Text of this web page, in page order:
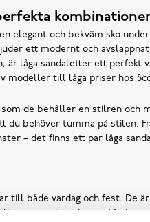
elegant och bekväm sko
ett modernt och
är låga sandaletter ett perfekt
modeller till låga priser hos
de behåller en stilren och
du behöver tumma på stilen.
– det finns ett par låga
till både vardag och fest. De